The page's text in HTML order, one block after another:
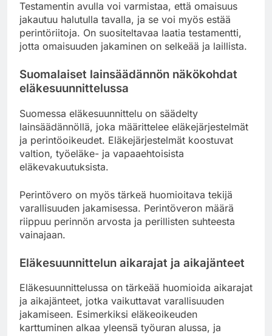
Testamentin avulla voi varmistaa, että omaisuus
jakautuu halutulla tavalla, ja se voi myös estää
perintöriitoja. On suositeltavaa laatia testamentti,
jotta omaisuuden jakaminen on selkeää ja laillista.
Suomalaiset lainsäädännön näkökohdat
eläkesuunnittelussa
Suomessa eläkesuunnittelu on säädelty
lainsäädännöllä, joka määrittelee eläkejärjestelmät
ja perintöoikeudet. Eläkejärjestelmät koostuvat
valtion, työeläke- ja vapaaehtoisista
eläkevakuutuksista.
Perintövero on myös tärkeä huomioitava tekijä
varallisuuden jakamisessa. Perintöveron määrä
riippuu perinnön arvosta ja perillisten suhteesta
vainajaan.
Eläkesuunnittelun aikarajat ja aikajänteet
Eläkesuunnittelussa on tärkeää huomioida aikarajat
ja aikajänteet, jotka vaikuttavat varallisuuden
jakamiseen. Esimerkiksi eläkeoikeuden
karttuminen alkaa yleensä työuran alussa, ja